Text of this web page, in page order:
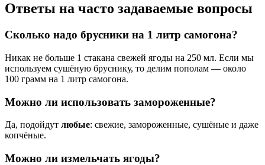
Ответы на часто задаваемые вопросы
Сколько надо брусники на 1 литр самогона?
Никак не больше 1 стакана свежей ягоды на 250 мл. Если мы
используем сушёную бруснику, то делим пополам — около
100 грамм на 1 литр самогона.
Можно ли использовать замороженные?
Да, подойдут любые: свежие, замороженные, сушёные и даже
копчёные.
Можно ли измельчать ягоды?